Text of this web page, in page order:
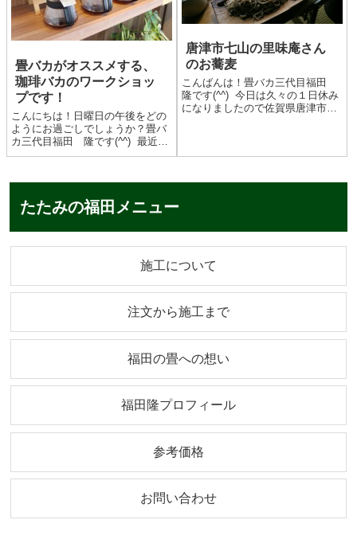
畳バカがオススメする、
珈琲バカのワークショッ
プです！
こんにちは！日曜日の午後をどの
ようにお過ごしでしょうか？畳バ
カ三代目福田 隆です(^^) 最近ハ
マっているもののひとつに“コーヒ
ているのは、フレン...
唐津市七山の里味庵さん
のお蕎麦
こんばんは！畳バカ三代目福田
隆です(^^) 今日は久々の１日休み
になりましたので佐賀県唐津市七
打ちもりそばを注文し、しばし待
たたみの福田メニュー
施工について
注文から施工まで
福田の畳への想い
福田隆プロフィール
参考価格
お問い合わせ